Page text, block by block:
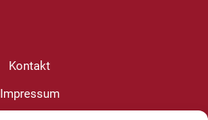
Kontakt
Impressum